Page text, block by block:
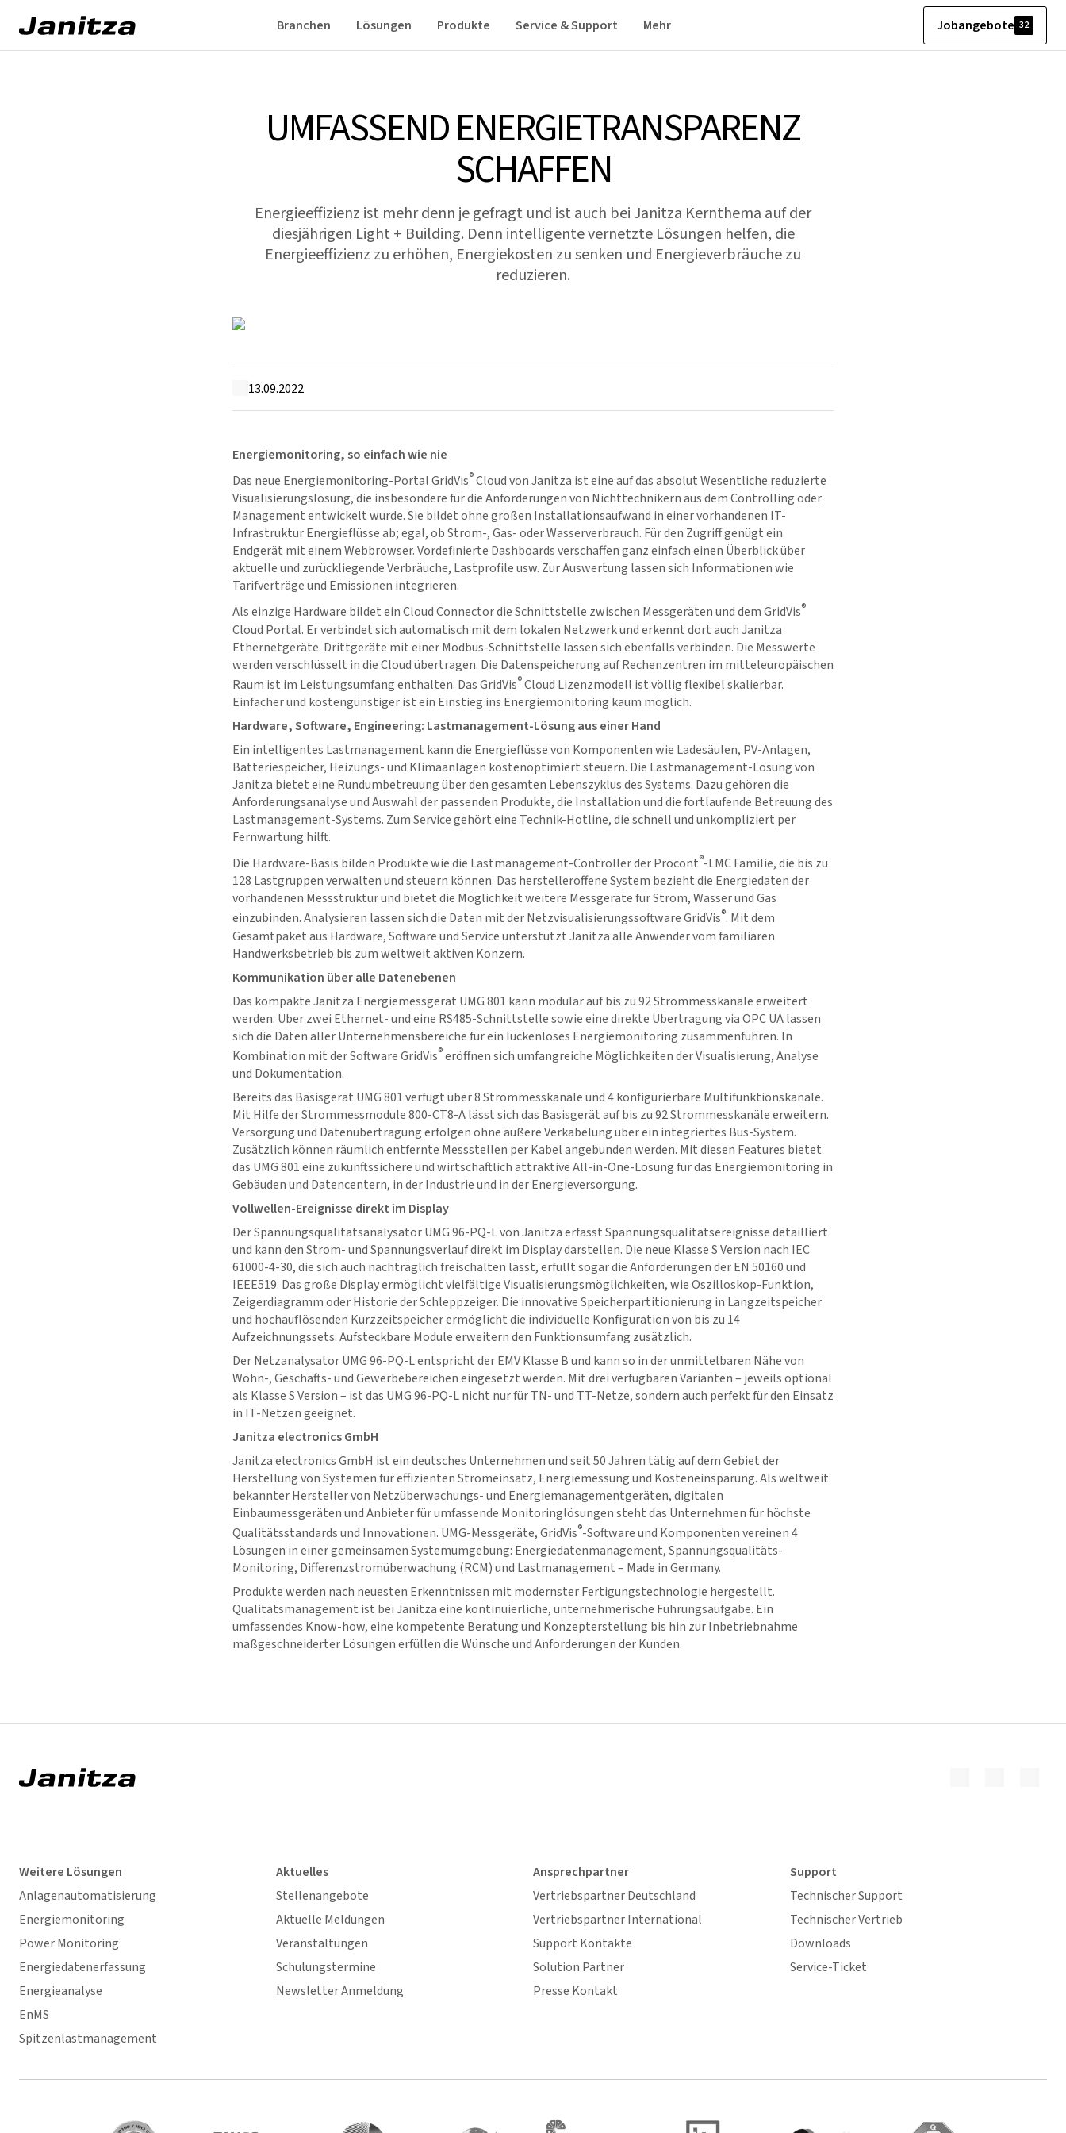
Branchen Lösungen Produkte Service & Support Mehr Jobangebote 32
UMFASSEND ENERGIETRANSPARENZ
SCHAFFEN
Energieeffizienz ist mehr denn je gefragt und ist auch bei Janitza Kernthema auf der
diesjährigen Light + Building. Denn intelligente vernetzte Lösungen helfen, die
Energieeffizienz zu erhöhen, Energiekosten zu senken und Energieverbräuche zu
reduzieren.
13.09.2022
Energiemonitoring, so einfach wie nie
Das neue Energiemonitoring-PortalGridVis®Cloud von Janitza ist eine auf das absolut Wesentliche reduzierte
Visualisierungslösung, die insbesondere für die Anforderungen von Nichttechnikern aus dem Controlling oder
Management entwickelt wurde. Sie bildet ohne großen Installationsaufwand in einer vorhandenen IT-
Infrastruktur Energieflüsse ab; egal, ob Strom-, Gas- oder Wasserverbrauch. Für den Zugriff genügt ein
Endgerät mit einem Webbrowser. Vordefinierte Dashboards verschaffen ganz einfach einen Überblick über
aktuelle und zurückliegende Verbräuche, Lastprofile usw. Zur Auswertung lassen sich Informationen wie
Tarifverträge und Emissionen integrieren.
Als einzige Hardware bildet ein Cloud Connector die Schnittstelle zwischen Messgeräten und demGridVis®
Cloud Portal. Er verbindet sich automatisch mit dem lokalen Netzwerk und erkennt dort auch Janitza
Ethernetgeräte. Drittgeräte mit einer Modbus-Schnittstelle lassen sich ebenfalls verbinden. Die Messwerte
werden verschlüsselt in die Cloud übertragen. Die Datenspeicherung auf Rechenzentren im mitteleuropäischen
Raum ist im Leistungsumfang enthalten. DasGridVis®Cloud Lizenzmodell ist völlig flexibel skalierbar.
Einfacher und kostengünstiger ist ein Einstieg ins Energiemonitoring kaum möglich.
Hardware, Software, Engineering: Lastmanagement-Lösung aus einer Hand
Ein intelligentes Lastmanagement kann die Energieflüsse von Komponenten wie Ladesäulen, PV-Anlagen,
Batteriespeicher, Heizungs- und Klimaanlagen kostenoptimiert steuern. Die Lastmanagement-Lösung von
Janitza bietet eine Rundumbetreuung über den gesamten Lebenszyklus des Systems. Dazu gehören die
Anforderungsanalyse und Auswahl der passenden Produkte, die Installation und die fortlaufende Betreuung des
Lastmanagement-Systems. Zum Service gehört eine Technik-Hotline, die schnell und unkompliziert per
Fernwartung hilft.
Die Hardware-Basis bilden Produkte wie die Lastmanagement-Controller der Procont®-LMC Familie, die bis zu
128 Lastgruppen verwalten und steuern können. Das herstelleroffene System bezieht die Energiedaten der
vorhandenen Messstruktur und bietet die Möglichkeit weitere Messgeräte für Strom, Wasser und Gas
einzubinden. Analysieren lassen sich die Daten mit der NetzvisualisierungssoftwareGridVis®. Mit dem
Gesamtpaket aus Hardware, Software und Service unterstützt Janitza alle Anwender vom familiären
Handwerksbetrieb bis zum weltweit aktiven Konzern.
Kommunikation über alle Datenebenen
Das kompakte Janitza Energiemessgerät UMG 801 kann modular auf bis zu 92 Strommesskanäle erweitert
werden. Über zwei Ethernet- und eine RS485-Schnittstelle sowie eine direkte Übertragung via OPC UA lassen
sich die Daten aller Unternehmensbereiche für ein lückenloses Energiemonitoring zusammenführen. In
Kombination mit der SoftwareGridVis®eröffnen sich umfangreiche Möglichkeiten der Visualisierung, Analyse
und Dokumentation.
Bereits das Basisgerät UMG 801 verfügt über 8 Strommesskanäle und 4 konfigurierbare Multifunktionskanäle.
Mit Hilfe der Strommessmodule 800-CT8-A lässt sich das Basisgerät auf bis zu 92 Strommesskanäle erweitern.
Versorgung und Datenübertragung erfolgen ohne äußere Verkabelung über ein integriertes Bus-System.
Zusätzlich können räumlich entfernte Messstellen per Kabel angebunden werden. Mit diesen Features bietet
das UMG 801 eine zukunftssichere und wirtschaftlich attraktive All-in-One-Lösung für das Energiemonitoring in
Gebäuden und Datencentern, in der Industrie und in der Energieversorgung.
Vollwellen-Ereignisse direkt im Display
Der Spannungsqualitätsanalysator UMG 96-PQ-L von Janitza erfasst Spannungsqualitätsereignisse detailliert
und kann den Strom- und Spannungsverlauf direkt im Display darstellen. Die neue Klasse S Version nach IEC
61000-4-30, die sich auch nachträglich freischalten lässt, erfüllt sogar die Anforderungen der EN 50160 und
IEEE519. Das große Display ermöglicht vielfältige Visualisierungsmöglichkeiten, wie Oszilloskop-Funktion,
Zeigerdiagramm oder Historie der Schleppzeiger. Die innovative Speicherpartitionierung in Langzeitspeicher
und hochauflösenden Kurzzeitspeicher ermöglicht die individuelle Konfiguration von bis zu 14
Aufzeichnungssets. Aufsteckbare Module erweitern den Funktionsumfang zusätzlich.
Der Netzanalysator UMG 96-PQ-L entspricht der EMV Klasse B und kann so in der unmittelbaren Nähe von
Wohn-, Geschäfts- und Gewerbebereichen eingesetzt werden. Mit drei verfügbaren Varianten – jeweils optional
als Klasse S Version – ist das UMG 96-PQ-L nicht nur für TN- und TT-Netze, sondern auch perfekt für den Einsatz
in IT-Netzen geeignet.
Janitza electronics GmbH
Janitza electronics GmbH ist ein deutsches Unternehmen und seit 50 Jahren tätig auf dem Gebiet der
Herstellung von Systemen für effizienten Stromeinsatz, Energiemessung und Kosteneinsparung. Als weltweit
bekannter Hersteller von Netzüberwachungs- und Energiemanagementgeräten, digitalen
Einbaumessgeräten und Anbieter für umfassende Monitoringlösungen steht das Unternehmen für höchste
Qualitätsstandards und Innovationen. UMG-Messgeräte,GridVis®-Software und Komponenten vereinen 4
Lösungen in einer gemeinsamen Systemumgebung: Energiedatenmanagement, Spannungsqualitäts-
Monitoring, Differenzstromüberwachung (RCM) und Lastmanagement – Made in Germany.
Produkte werden nach neuesten Erkenntnissen mit modernster Fertigungstechnologie hergestellt.
Qualitätsmanagement ist bei Janitza eine kontinuierliche, unternehmerische Führungsaufgabe. Ein
umfassendes Know-how, eine kompetente Beratung und Konzepterstellung bis hin zur Inbetriebnahme
maßgeschneiderter Lösungen erfüllen die Wünsche und Anforderungen der Kunden.
Weitere Lösungen
Anlagenautomatisierung
Energiemonitoring
Power Monitoring
Energiedatenerfassung
Energieanalyse
EnMS
Spitzenlastmanagement
Aktuelles
Stellenangebote
Aktuelle Meldungen
Veranstaltungen
Schulungstermine
Newsletter Anmeldung
Ansprechpartner
Vertriebspartner Deutschland
Vertriebspartner International
Support Kontakte
Solution Partner
Presse Kontakt
Support
Technischer Support
Technischer Vertrieb
Downloads
Service-Ticket